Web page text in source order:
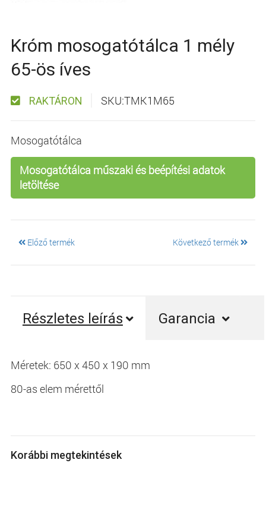
Króm mosogatótálca 1 mély
65-ös íves
RAKTÁRON SKU:TMK1M65
Mosogatótálca
Mosogatótálca műszaki és beépítési adatok
letöltése
Előző termék Következő termék
Részletes leírás Garancia
Méretek: 650 x 450 x 190 mm
80-as elem mérettől
Korábbi megtekintések